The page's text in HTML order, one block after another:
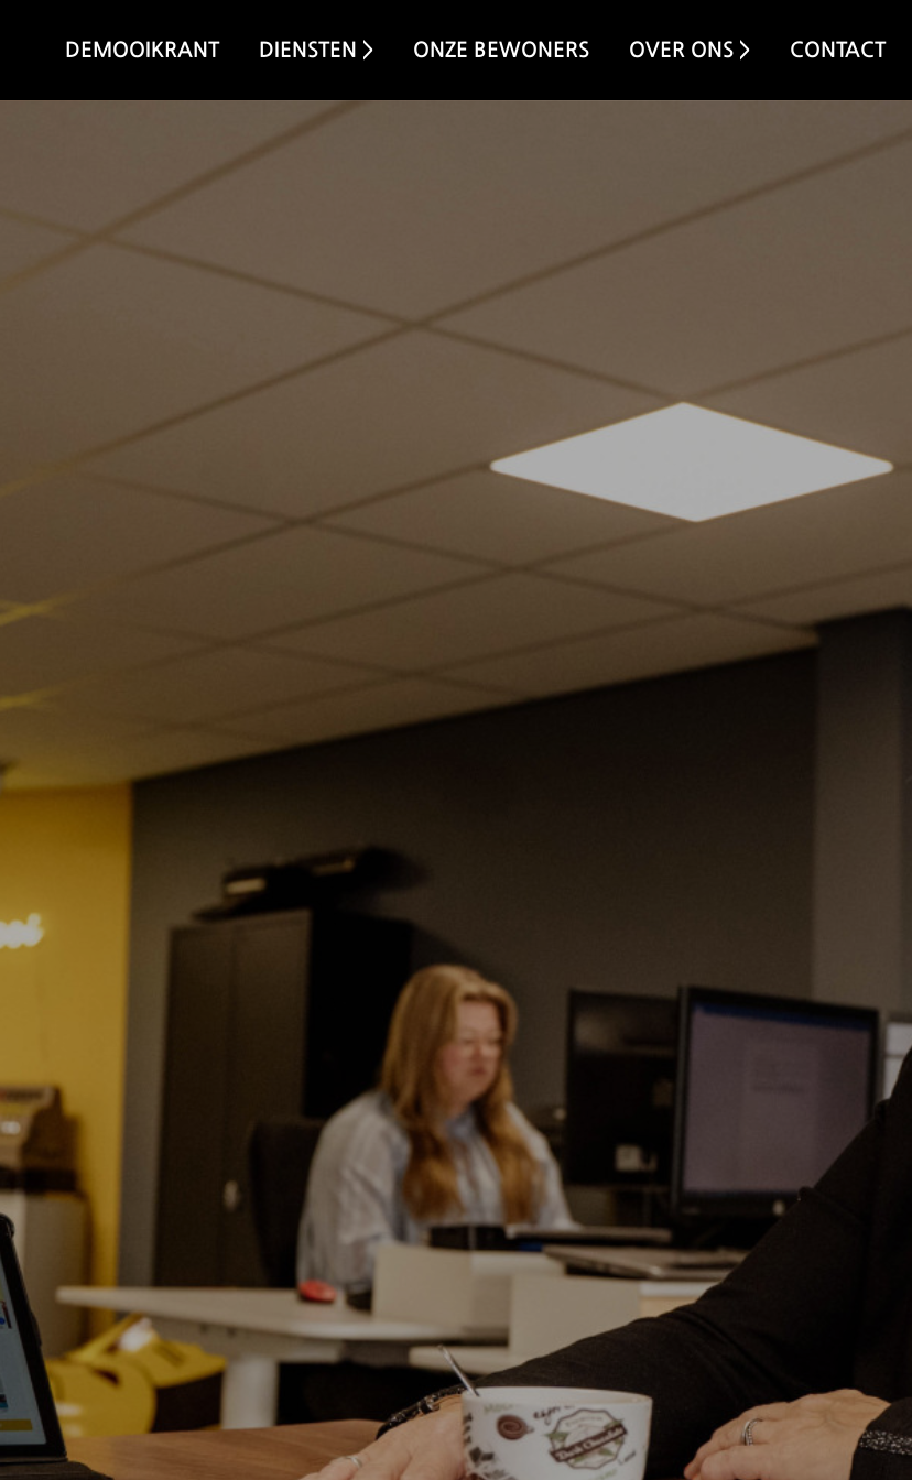
DEMOOIKRANT DIENSTEN > ONZE BEWONERS OVER ONS > CONTACT